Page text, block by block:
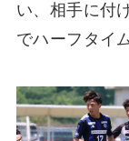
い、相手に付
でハーフタイ